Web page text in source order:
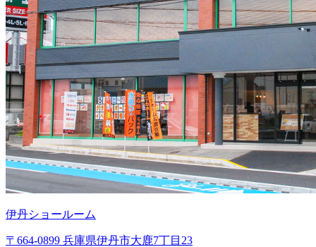
伊丹ショールーム
〒664-0899 兵庫県伊丹市大鹿7丁目23